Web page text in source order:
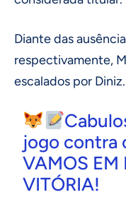
Diante das
respectivamente,
escalados por Diniz.
jogo contra
VAMOS EM
VITÓRIA!